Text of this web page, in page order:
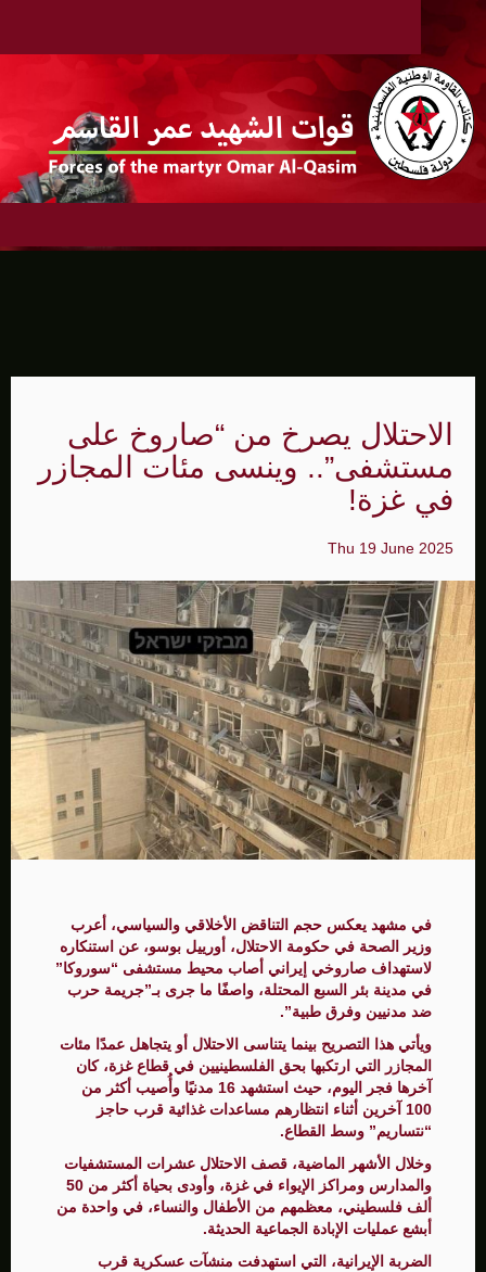
الاحتلال يصرخ من “صاروخ على
مستشفى”.. وينسى مئات المجازر
في غزة!
Thu 19 June 2025
في مشهد يعكس حجم التناقض الأخلاقي والسياسي، أعرب
وزير الصحة في حكومة الاحتلال، أورييل بوسو، عن استنكاره
لاستهداف صاروخي إيراني أصاب محيط مستشفى “سوروكا”
في مدينة بئر السبع المحتلة، واصفًا ما جرى بـ”جريمة حرب
ضد مدنيين وفرق طبية”.
ويأتي هذا التصريح بينما يتناسى الاحتلال أو يتجاهل عمدًا مئات
المجازر التي ارتكبها بحق الفلسطينيين في قطاع غزة، كان
آخرها فجر اليوم، حيث استشهد 16 مدنيًا وأُصيب أكثر من
100 آخرين أثناء انتظارهم مساعدات غذائية قرب حاجز
“نتساريم” وسط القطاع.
وخلال الأشهر الماضية، قصف الاحتلال عشرات المستشفيات
والمدارس ومراكز الإيواء في غزة، وأودى بحياة أكثر من 50
ألف فلسطيني، معظمهم من الأطفال والنساء، في واحدة من
أبشع عمليات الإبادة الجماعية الحديثة.
الضربة الإيرانية، التي استهدفت منشآت عسكرية قرب